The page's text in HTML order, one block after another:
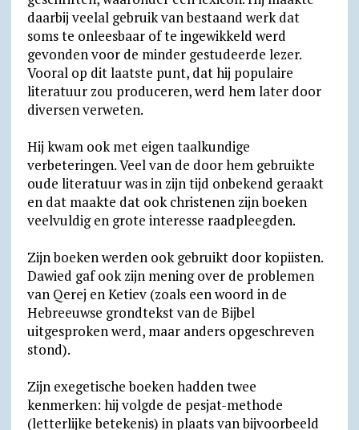
daarbij veelal gebruik van bestaand werk dat
soms te onleesbaar of te ingewikkeld werd
gevonden voor de minder gestudeerde lezer.
Vooral op dit laatste punt, dat hij populaire
literatuur zou produceren, werd hem later door
diversen verweten.
Hij kwam ook met eigen taalkundige
verbeteringen. Veel van de door hem gebruikte
oude literatuur was in zijn tijd onbekend geraakt
en dat maakte dat ook christenen zijn boeken
veelvuldig en grote interesse raadpleegden.
Zijn boeken werden ook gebruikt door kopiisten.
Dawied gaf ook zijn mening over de problemen
van Qerej en Ketiev (zoals een woord in de
Hebreeuwse grondtekst van de Bijbel
uitgesproken werd, maar anders opgeschreven
stond).
Zijn exegetische boeken hadden twee
kenmerken: hij volgde de pesjat-methode
(letterlijke betekenis) in plaats van bijvoorbeeld